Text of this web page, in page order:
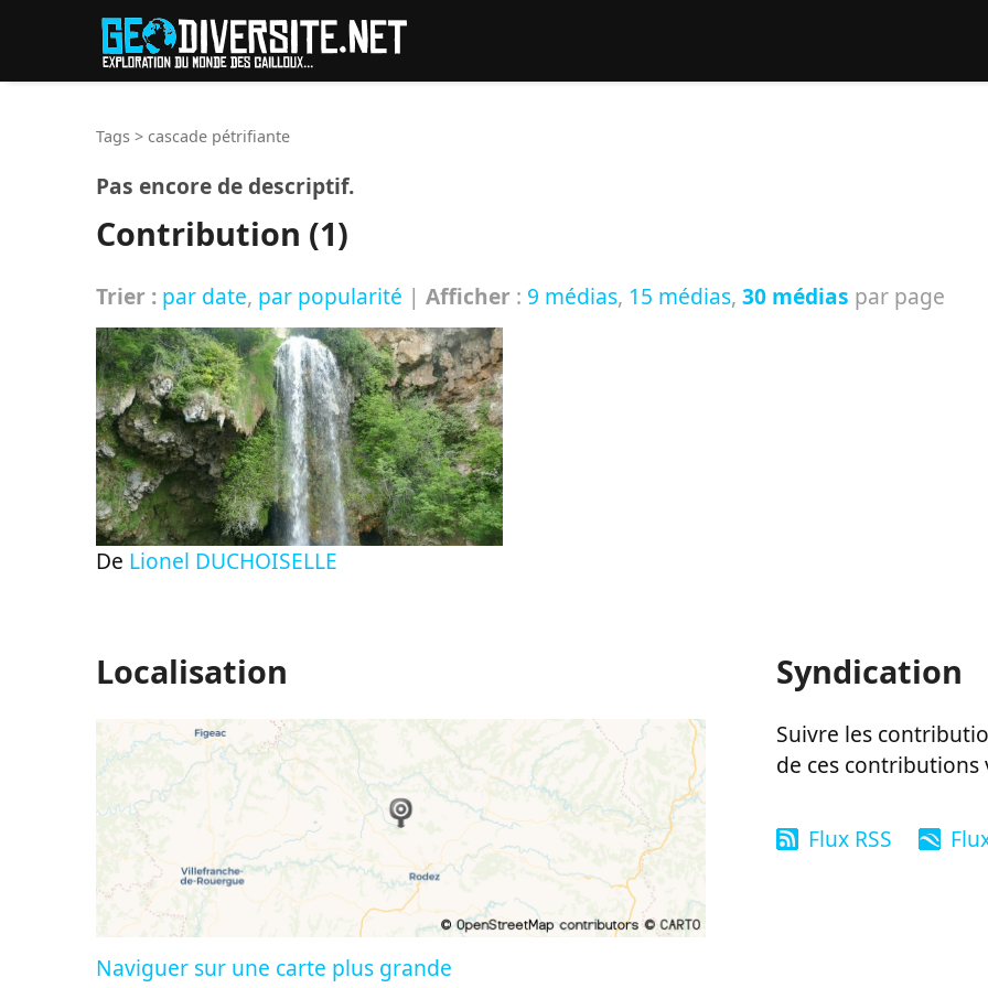
Tags > cascade pétrifiante
Pas encore de descriptif.
Contribution (1)
Trier : par date, par popularité | Afficher : 9 médias, 15 médias, 30 médias par page
De Lionel DUCHOISELLE
Localisation
Naviguer sur une carte plus grande
Syndication
Suivre les
de ces
Flux RSS